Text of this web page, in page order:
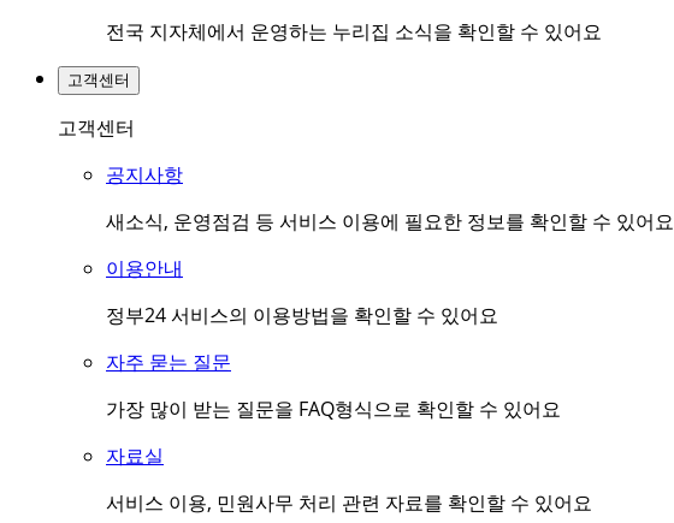
전국 지자체에서 운영하는 누리집 소식을 확인할 수 있어요
고객센터
고객센터
공지사항
새소식, 운영점검 등 서비스 이용에 필요한 정보를 확인할 수 있어요
이용안내
정부24 서비스의 이용방법을 확인할 수 있어요
자주 묻는 질문
가장 많이 받는 질문을 FAQ형식으로 확인할 수 있어요
자료실
서비스 이용, 민원사무 처리 관련 자료를 확인할 수 있어요